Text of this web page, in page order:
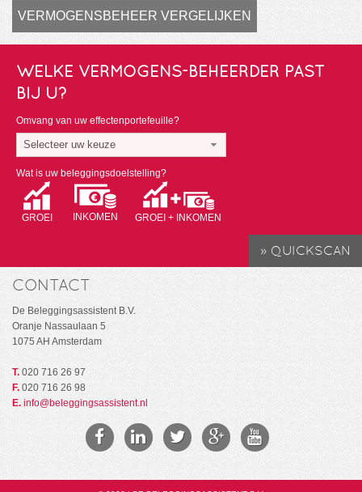
VERMOGENSBEHEER VERGELIJKEN
WELKE VERMOGENS-BEHEERDER PAST
BIJ U?
Omvang van uw effectenportefeuille?
Selecteer uw keuze
Wat is uw beleggingsdoelstelling?
GROEI INKOMEN GROEI + INKOMEN
CONTACT
De Beleggingsassistent B.V.
Oranje Nassaulaan 5
1075 AH Amsterdam
T. 020 716 26 97
F. 020 716 26 98
E. info@beleggingsassistent.nl